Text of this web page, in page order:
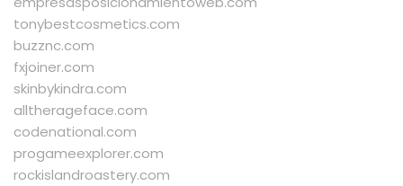
tonybestcosmetics.com
buzznc.com
fxjoiner.com
skinbykindra.com
alltherageface.com
codenational.com
progameexplorer.com
rockislandroastery.com